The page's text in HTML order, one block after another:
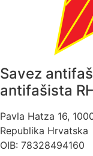
Savez
antifašista
Pavla Hatza 16,
Republika Hrvatska
OIB: 78328494160